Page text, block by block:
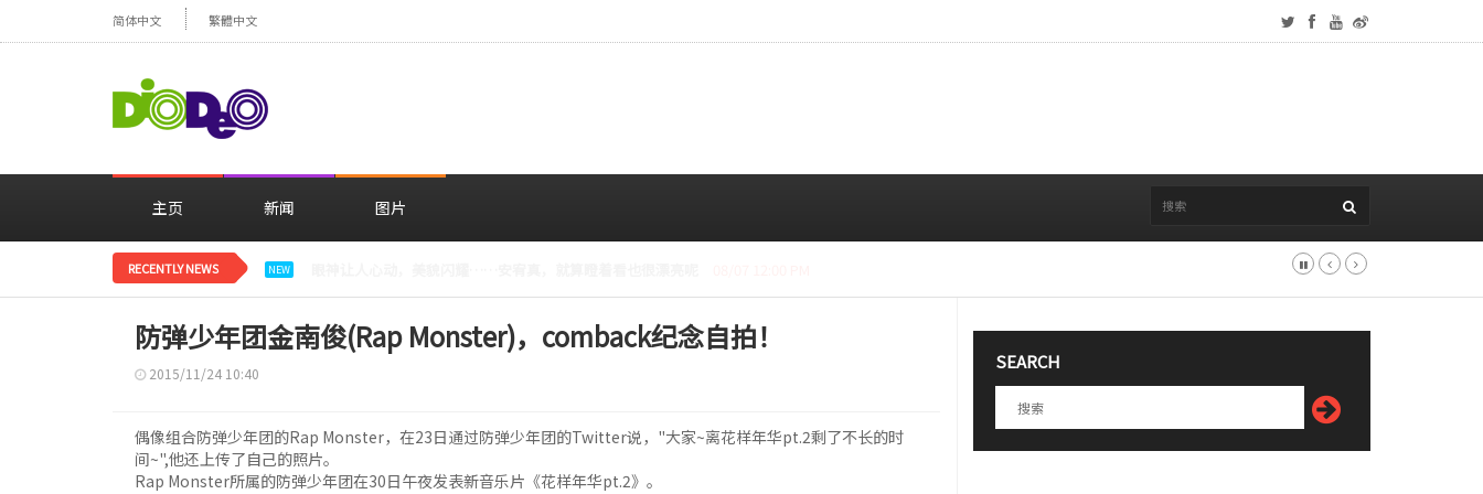
简体中文 繁體中文
主页 新闻 图片
RECENTLY NEWS NEW
防弹少年团金南俊(Rap Monster)，comback纪念自拍！
2015/11/24 10:40
偶像组合防弹少年团的Rap Monster，在23日通过防弹少年团的Twitter说，"大家~离花样年华pt.2剩了不长的时
间~",他还上传了自己的照片。
Rap Monster所属的防弹少年团在30日午夜发表新音乐片《花样年华pt.2》。
SEARCH